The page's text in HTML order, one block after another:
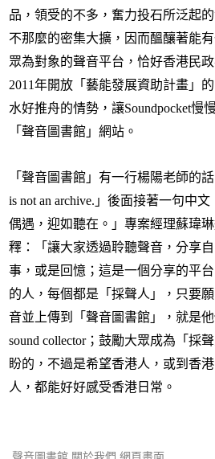
品，領受的不多，奮力投石所泛起
不那麼的密集大擴，因而醞釀著能
眾為對象的聲音平台，恰好香港民
2011年開放「藝能發展資助計畫」
水好推舟的情勢，讓Soundpocket慢
「聲音圖書館」網站。
「聲音圖書館」有一行楊陽老師的
is not an archive.」後面接著一句中
偶遇，迎如聽在。」專案經理蘇瑋
釋：「讓大家透過聆聽聲音，分享
事，或是回憶；這是一個分享的平
的人，每個都是「採聲人」，只要
音並上傳到「聲音圖書館」，就是
sound collector；鼓勵大眾成為「採
盼的，不過是希望香港人，或到香
人，都能好好感受香港日常。